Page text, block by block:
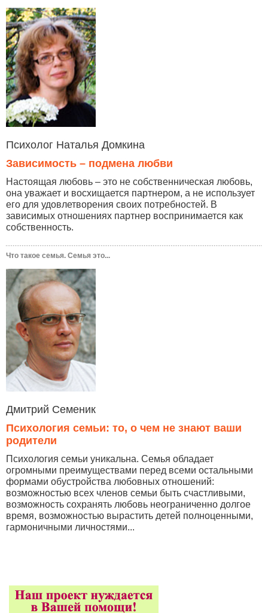
Психолог Наталья Домкина
Зависимость – подмена любви
Настоящая любовь – это не собственническая любовь,
она уважает и восхищается партнером, а не использует
его для удовлетворения своих потребностей. В
зависимых отношениях партнер воспринимается как
собственность.
Что такое семья. Семья это...
Дмитрий Семеник
Психология семьи: то, о чем не знают ваши
родители
Психология семьи уникальна. Семья обладает
огромными преимуществами перед всеми остальными
формами обустройства любовных отношений:
возможностью всех членов семьи быть счастливыми,
возможность сохранять любовь неограниченно долгое
время, возможностью вырастить детей полноценными,
гармоничными личностями...